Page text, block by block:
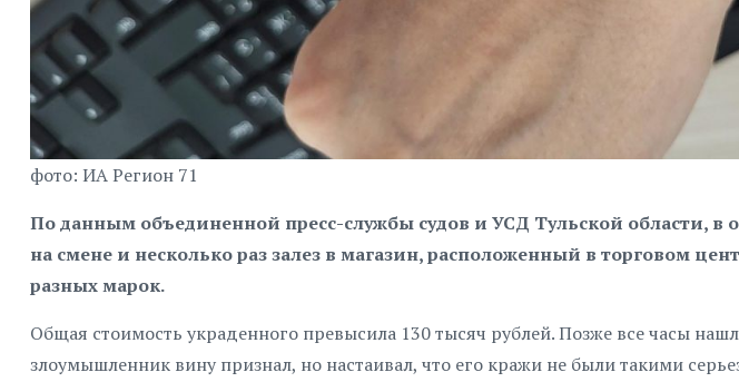
фото: ИА Регион 71
По данным объединенной пресс-службы судов и УСД Тульской области, в
на смене и несколько раз залез в магазин, расположенный в торговом
разных марок.
Общая стоимость украденного превысила 130 тысяч рублей. Позже все часы
злоумышленник вину признал, но настаивал, что его кражи не были такими